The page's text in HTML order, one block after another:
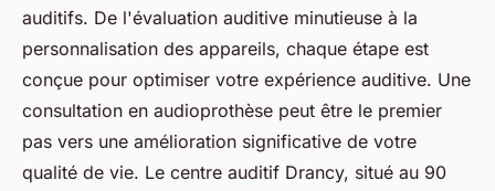
auditifs. De l'évaluation auditive minutieuse à la
personnalisation des appareils, chaque étape est
conçue pour optimiser votre expérience auditive. Une
consultation en audioprothèse peut être le premier
pas vers une amélioration significative de votre
qualité de vie. Le centre auditif Drancy, situé au 90